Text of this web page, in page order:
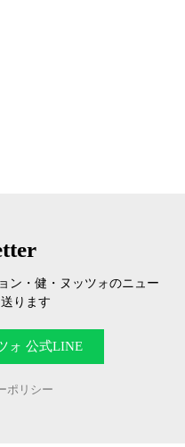
ン・健・ヌッツォのニュー
ります
ォ 公式LINE
ポリシー